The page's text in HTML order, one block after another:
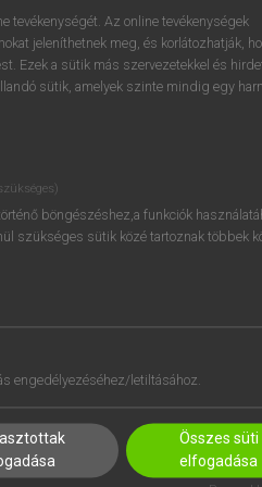
regisztrálok ésbelépek.
REGISZTRÁCIÓ
tevékenységét. Az online tevékenységek
jeleníthetnek meg, és korlátozhatják,
Ezek a sütik más szervezetekkel és
sütik, amelyek szinte mindig egy
böngészéshez,a funkciók
szükséges sütik közé tartoznak többek
engedélyezéséhez/letiltásához.
Összes süti
elfogadása